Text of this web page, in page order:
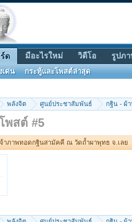
พลังจิต ศูนย์ประชาสัมพันธ์ กฐิน - ผ้
พสต์ #5
าภาพทอดกฐินสามัคคี ณ วัดถ้ำผาพุทธ จ.เลย
ด
เด่น กระทู้และโพสต์ล่าสุด
มีอะไรใหม่ วิดีโอ รูปภ